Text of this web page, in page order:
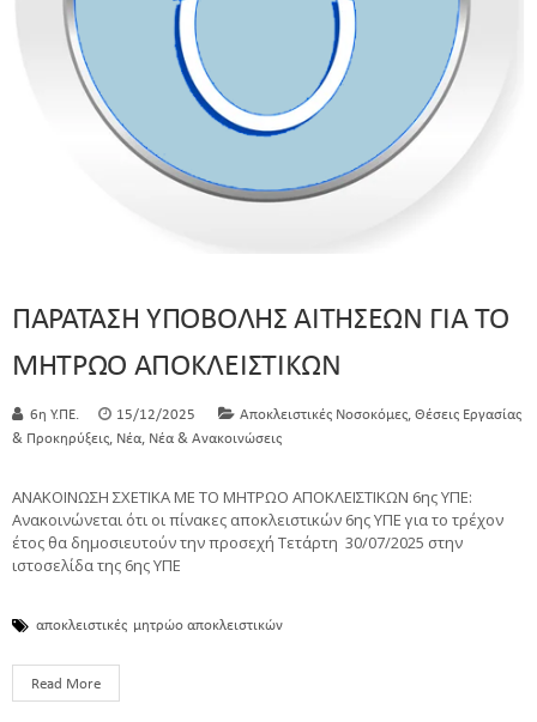
ΠΑΡΑΤΑΣΗ ΥΠΟΒΟΛΗΣ ΑΙΤΗΣΕΩΝ ΓΙΑ ΤΟ
ΜΗΤΡΩΟ ΑΠΟΚΛΕΙΣΤΙΚΩΝ
6η Υ.ΠΕ. 15/12/2025 Αποκλειστικές Νοσοκόμες Θέσεις Εργασίας
& Προκηρύξεις Νέα Νέα & Ανακοινώσεις
ΑΝΑΚΟΙΝΩΣΗ ΣΧΕΤΙΚΑ ΜΕ ΤΟ ΜΗΤΡΩΟ ΑΠΟΚΛΕΙΣΤΙΚΩΝ 6ης ΥΠΕ:
Ανακοινώνεται ότι οι πίνακες αποκλειστικών 6ης ΥΠΕ για το τρέχον
έτος θα δημοσιευτούν την προσεχή Τετάρτη 30/07/2025 στην
ιστοσελίδα της 6ης ΥΠΕ
αποκλειστικές μητρώο αποκλειστικών
Read More